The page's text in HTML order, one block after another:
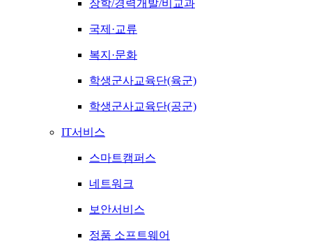
장학/경력개발/비교과
국제·교류
복지·문화
학생군사교육단(육군)
학생군사교육단(공군)
IT서비스
스마트캠퍼스
네트워크
보안서비스
정품 소프트웨어